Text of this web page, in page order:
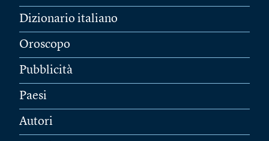
Dizionario italiano
Oroscopo
Pubblicità
Paesi
Autori